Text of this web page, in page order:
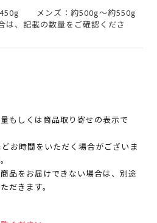
450g メンズ：約500g～約550g
は、記載の数量をご確認くださ
もしくは商品取り寄せの表示で
お時間をいただく場合がございま
品をお届けできない場合は、別途
だきます。